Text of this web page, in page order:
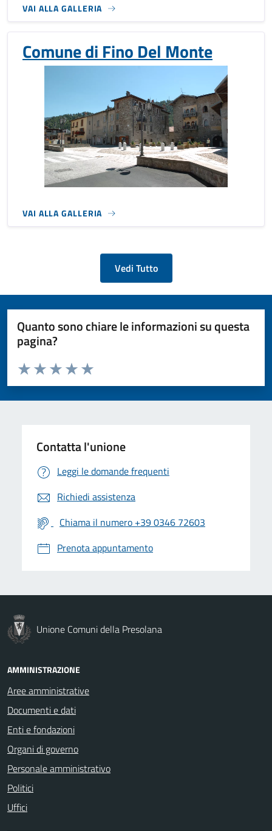
VAI ALLA GALLERIA
Comune di Fino Del Monte
VAI ALLA GALLERIA
Vedi Tutto
Quanto sono chiare le informazioni su questa
pagina?
Valuta da 1 a 5 stelle la pagina
Valuta 5 stelle su 5
Valuta 4 stelle su 5
Valuta 3 stelle su 5
Valuta 2 stelle su 5
Valuta 1 stelle su 5
Contatta l'unione
Leggi le domande frequenti
Richiedi assistenza
Chiama il numero +39 0346 72603
Prenota appuntamento
Unione Comuni della Presolana
AMMINISTRAZIONE
Aree amministrative
Documenti e dati
Enti e fondazioni
Organi di governo
Personale amministrativo
Politici
Uffici